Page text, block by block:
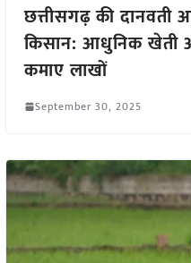
छत्तीसगढ़ की दानवती
किसान: आधुनिक खेती
कमाए लाखों
September 30, 2025